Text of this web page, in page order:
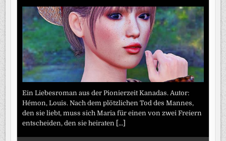
Ein Liebesroman aus der Pionierzeit Kanadas. Autor:
Hémon, Louis. Nach dem plötzlichen Tod des Mannes,
den sie liebt, muss sich Maria für einen von zwei Freiern
entscheiden, den sie heiraten [...]